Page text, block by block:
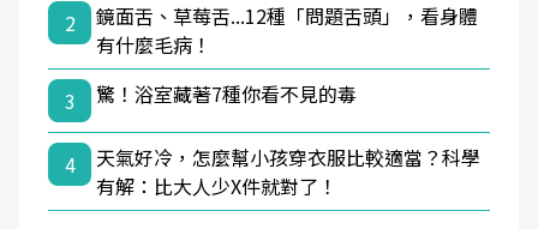
2
鏡面舌、草莓舌...12種「問題舌頭」，看身體
有什麼毛病！
3
驚！浴室藏著7種你看不見的毒
4
天氣好冷，怎麼幫小孩穿衣服比較適當？科學
有解：比大人少X件就對了！